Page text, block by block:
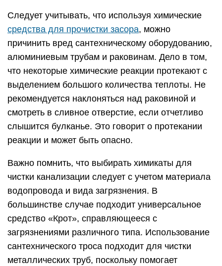
Следует учитывать, что используя химические
средства для прочистки засора, можно
причинить вред сантехническому оборудованию,
алюминиевым трубам и раковинам. Дело в том,
что некоторые химические реакции протекают с
выделением большого количества теплоты. Не
рекомендуется наклоняться над раковиной и
смотреть в сливное отверстие, если отчетливо
слышится булканье. Это говорит о протекании
реакции и может быть опасно.
Важно помнить, что выбирать химикаты для
чистки канализации следует с учетом материала
водопровода и вида загрязнения. В
большинстве случае подходит универсальное
средство «Крот», справляющееся с
загрязнениями различного типа. Использование
сантехнического троса подходит для чистки
металлических труб, поскольку помогает